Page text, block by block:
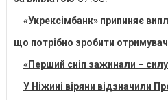
«Укрексімбанк» припиняє
що потрібно зробити
«Перший сніп зажинали –
У Ніжині віряни відзначили